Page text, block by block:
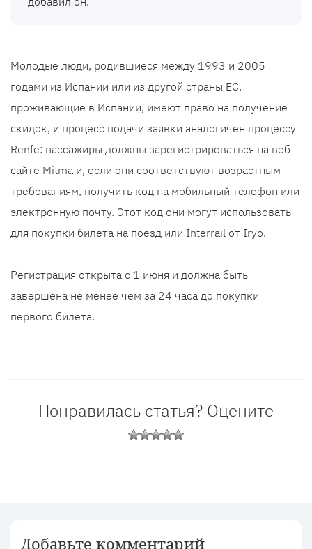
Молодые люди, родившиеся между 1993 и 2005
годами из Испании или из другой страны ЕС,
проживающие в Испании, имеют право на получение
скидок, и процесс подачи заявки аналогичен процессу
Renfe: пассажиры должны зарегистрироваться на веб-
сайте Mitma и, если они соответствуют возрастным
требованиям, получить код на мобильный телефон или
электронную почту. Этот код они могут использовать
для покупки билета на поезд или Interrail от Iryo.
Регистрация открыта с 1 июня и должна быть
завершена не менее чем за 24 часа до покупки
первого билета.
Понравилась статья? Оцените
Добавьте комментарий